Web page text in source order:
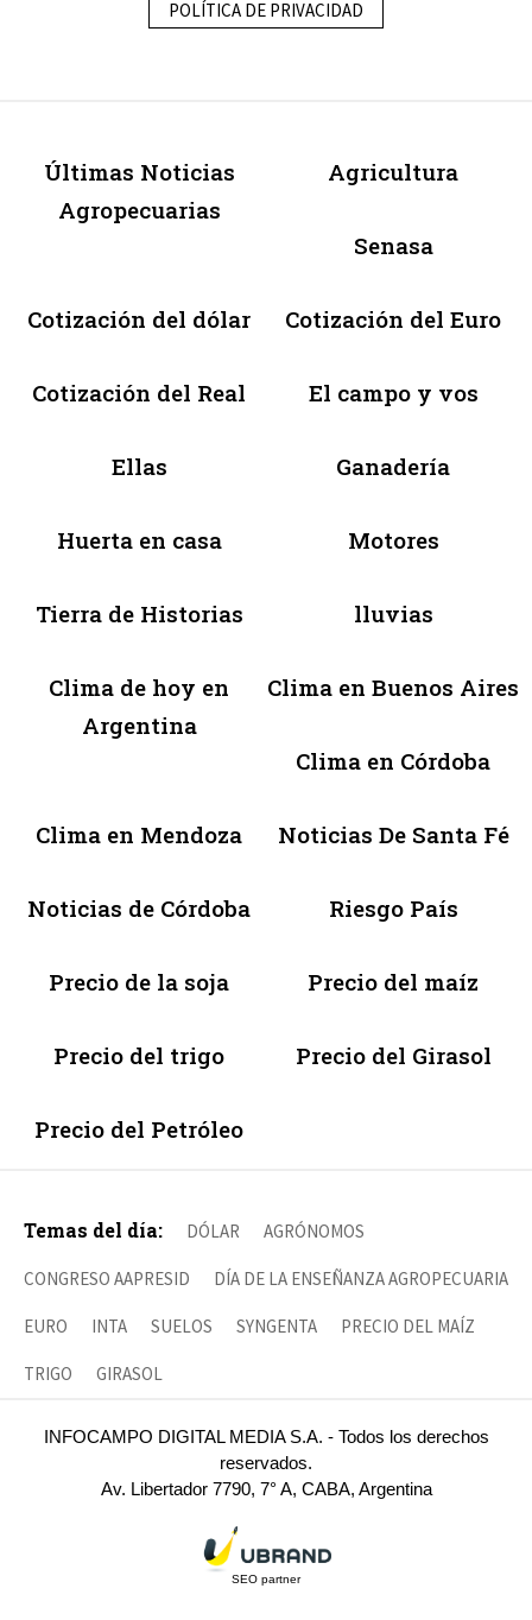
POLÍTICA DE PRIVACIDAD
Últimas Noticias
Agropecuarias
Agricultura
Senasa
Cotización del dólar Cotización del Euro
Cotización del Real El campo y vos
Ellas Ganadería
Huerta en casa Motores
Tierra de Historias lluvias
Clima de hoy en
Argentina
Clima en Buenos Aires
Clima en Córdoba
Clima en Mendoza Noticias De Santa Fé
Noticias de Córdoba Riesgo País
Precio de la soja Precio del maíz
Precio del trigo Precio del Girasol
Precio del Petróleo
Temas del día: DÓLAR AGRÓNOMOS
CONGRESO AAPRESID DÍA DE LA ENSEÑANZA AGROPECUARIA
EURO INTA SUELOS SYNGENTA PRECIO DEL MAÍZ
TRIGO GIRASOL
INFOCAMPO DIGITAL MEDIA S.A. - Todos los derechos
reservados.
Av. Libertador 7790, 7° A, CABA, Argentina
SEO partner